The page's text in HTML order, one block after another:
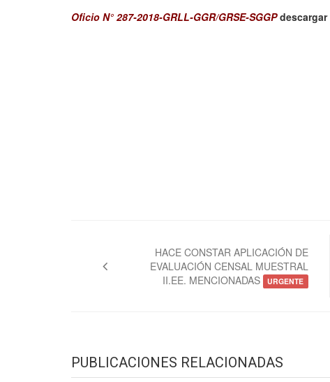
Oficio N° 287-2018-GRLL-GGR/GRSE-SGGPdescargar
entradas
HACE CONSTAR APLICACIÓN DE
EVALUACIÓN CENSAL MUESTRAL
II.EE. MENCIONADAS
URGENTE
PUBLICACIONES RELACIONADAS